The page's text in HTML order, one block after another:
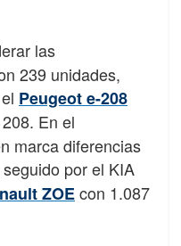
las
239 unidades,
Peugeot e-208
En el
marca diferencias
seguido por el KIA
ZOEcon 1.087